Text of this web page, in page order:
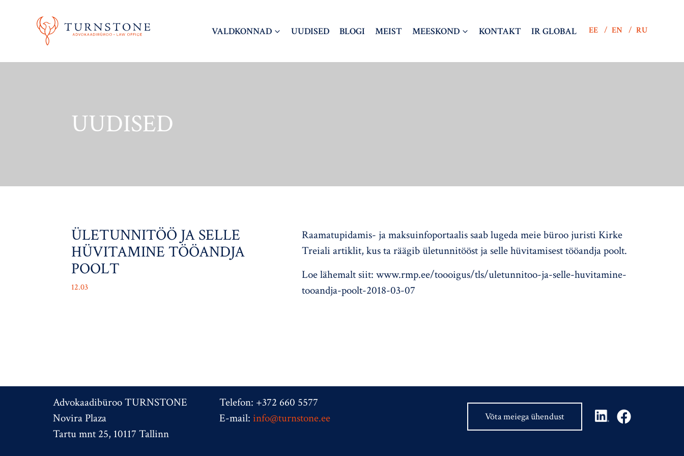
VALDKONNAD UUDISED BLOGI MEIST MEESKOND KONTAKT IR GLOBAL EE EN RU
UUDISED
ÜLETUNNITÖÖ JA SELLE
HÜVITAMINE TÖÖANDJA
POOLT
12.03
Raamatupidamis- ja maksuinfoportaalis saab lugeda meie büroo juristi Kirke
Treiali artiklit, kus ta räägib ületunnitööst ja selle hüvitamisest tööandja poolt.
Loe lähemalt siit: www.rmp.ee/toooigus/tls/uletunnitoo-ja-selle-huvitamine-
tooandja-poolt-2018-03-07
Võta meiega ühendust
Advokaadibüroo TURNSTONE
Novira Plaza
Tartu mnt 25, 10117 Tallinn
Telefon: +372 660 5577
E-mail: info@turnstone.ee